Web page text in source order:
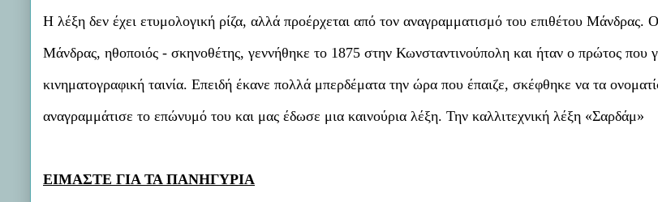
Η λέξη δεν έχει ετυμολογική ρίζα, αλλά προέρχεται από τον αναγραμματισμό του επιθέτου Μάνδρας.
Μάνδρας, ηθοποιός - σκηνοθέτης, γεννήθηκε το 1875 στην Κωνσταντινούπολη και ήταν ο πρώτος που
κινηματογραφική ταινία. Επειδή έκανε πολλά μπερδέματα την ώρα που έπαιζε, σκέφθηκε να τα
αναγραμμάτισε το επώνυμό του και μας έδωσε μια καινούρια λέξη. Την καλλιτεχνική λέξη «Σαρδάμ»
ΕΙΜΑΣΤΕ ΓΙΑ ΤΑ ΠΑΝΗΓΥΡΙΑ